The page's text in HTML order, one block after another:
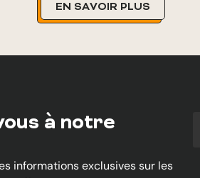
EN SAVOIR PLUS
à notre
informations exclusives sur les